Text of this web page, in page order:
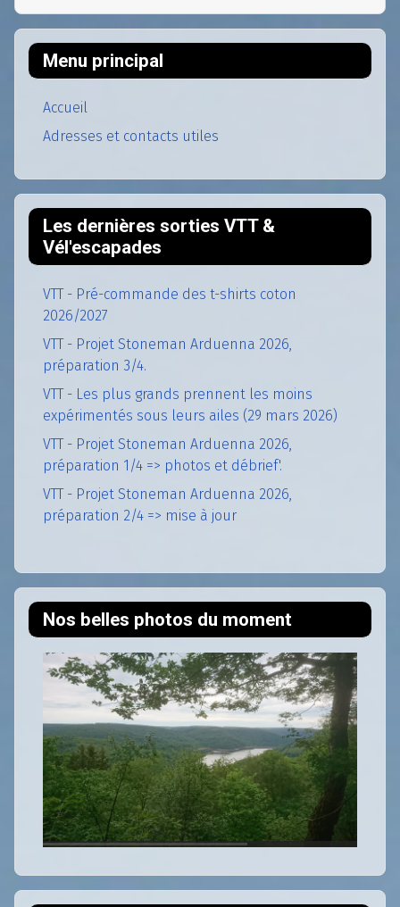
Menu principal
Accueil
Adresses et contacts utiles
Les dernières sorties VTT &
Vél'escapades
VTT - Pré-commande des t-shirts coton
2026/2027
VTT - Projet Stoneman Arduenna 2026,
préparation 3/4.
VTT - Les plus grands prennent les moins
expérimentés sous leurs ailes (29 mars 2026)
VTT - Projet Stoneman Arduenna 2026,
préparation 1/4 => photos et débrief'.
VTT - Projet Stoneman Arduenna 2026,
préparation 2/4 => mise à jour
Nos belles photos du moment